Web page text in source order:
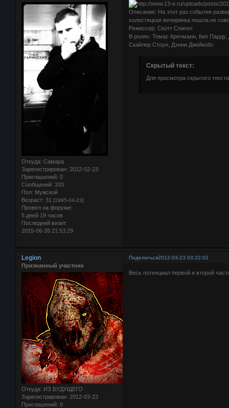
Откуда: Самара
Зарегистрирован: 2012-02-23
Приглашений: 0
Сообщений: 333
Пол: Мужской
Возраст: 31 [1995-04-23]
Провел на форуме:
5 дней 19 часов
Последний визит:
2015-06-28 21:53:29
Описание: На этот раз события
холостяцкая вечеринка пошла не
Режиссер: Скотт Спигел
В ролях: Томас Кречманн, Кип
Скайлер Стоун, Дэнни Джейкобс
Скрытый текст:
Для просмотра скрытого
Поделиться2012-03-23 03:22:02
Legion
Признанный участник
Откуда: ИЗ БУДУЩЕГО
Зарегистрирован: 2012-03-23
Приглашений: 0
Весь потенциал первой и второй